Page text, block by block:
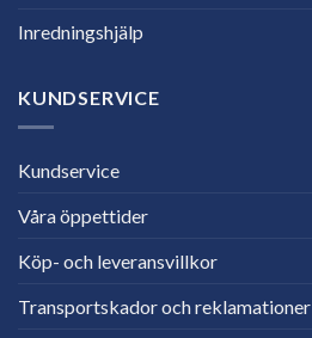
Inredningshjälp
KUNDSERVICE
Kundservice
Våra öppettider
Köp- och leveransvillkor
Transportskador och reklamationer